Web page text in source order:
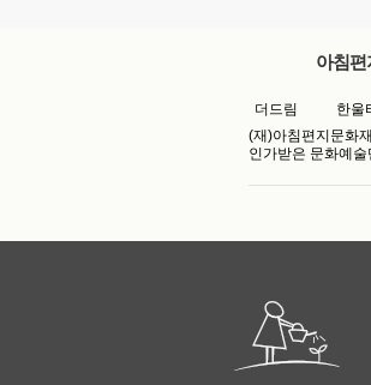
아침편
더드림
한울
(재)아침편지문화
인가받은 문화예